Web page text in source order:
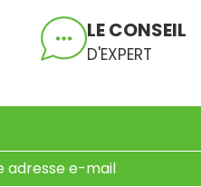
LE CONSEIL
D'EXPERT